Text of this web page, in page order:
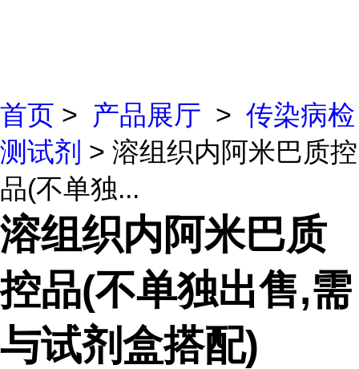
首页 > 产品展厅 > 传染病检
测试剂 > 溶组织内阿米巴质控
品(不单独...
溶组织内阿米巴质
控品(不单独出售,需
与试剂盒搭配)